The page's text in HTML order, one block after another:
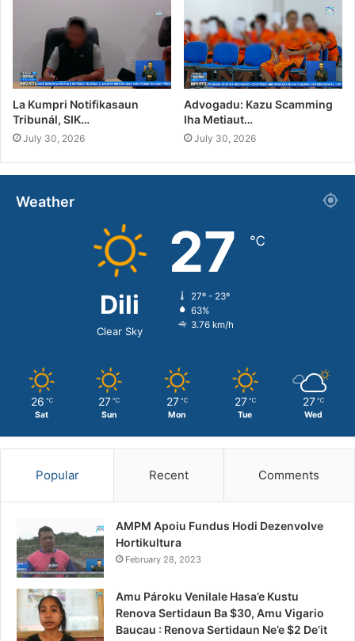
La Kumpri Notifikasaun
Tribunál, SIK…
July 30, 2026
Advogadu: Kazu Scamming
Iha Metiaut…
July 30, 2026
Weather
Dili
Clear Sky
27 ℃
27º - 23º
63%
3.76 km/h
26 ℃
Sat
27 ℃
Sun
27 ℃
Mon
27 ℃
Tue
27 ℃
Wed
Popular Recent Comments
AMPM Apoiu Fundus Hodi Dezenvolve
Hortikultura
February 28, 2023
Amu Pároku Venilale Hasa’e Kustu
Renova Sertidaun Ba $30, Amu Vigario
Baucau : Renova Sertidaun Ne’e $2 De’it